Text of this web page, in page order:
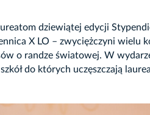
dziewiątej edycji
X LO – zwyciężczyni wielu
o randze światowej. W
do których uczęszczają